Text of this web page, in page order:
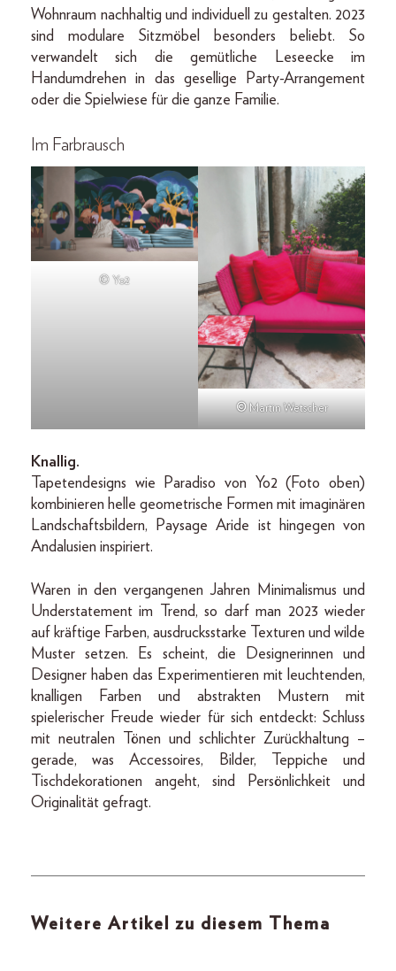
Wohnraum nachhaltig und individuell zu gestalten. 2023
sind modulare Sitzmöbel besonders beliebt. So
verwandelt sich die gemütliche Leseecke im
Handumdrehen in das gesellige Party-Arrangement
oder die Spielwiese für die ganze Familie.
Im Farbrausch
© Yo2
© Martin Wetscher
Knallig.
Tapetendesigns wie Paradiso von Yo2 (Foto oben)
kombinieren helle geometrische Formen mit imaginären
Landschaftsbildern, Paysage Aride ist hingegen von
Andalusien inspiriert.
Waren in den vergangenen Jahren Minimalismus und
Understatement im Trend, so darf man 2023 wieder
auf kräftige Farben, ausdrucksstarke Texturen und wilde
Muster setzen. Es scheint, die Designerinnen und
Designer haben das Experimentieren mit leuchtenden,
knalligen Farben und abstrakten Mustern mit
spielerischer Freude wieder für sich entdeckt: Schluss
mit neutralen Tönen und schlichter Zurückhaltung –
gerade, was Accessoires, Bilder, Teppiche und
Tischdekorationen angeht, sind Persönlichkeit und
Originalität gefragt.
Weitere Artikel zu diesem Thema